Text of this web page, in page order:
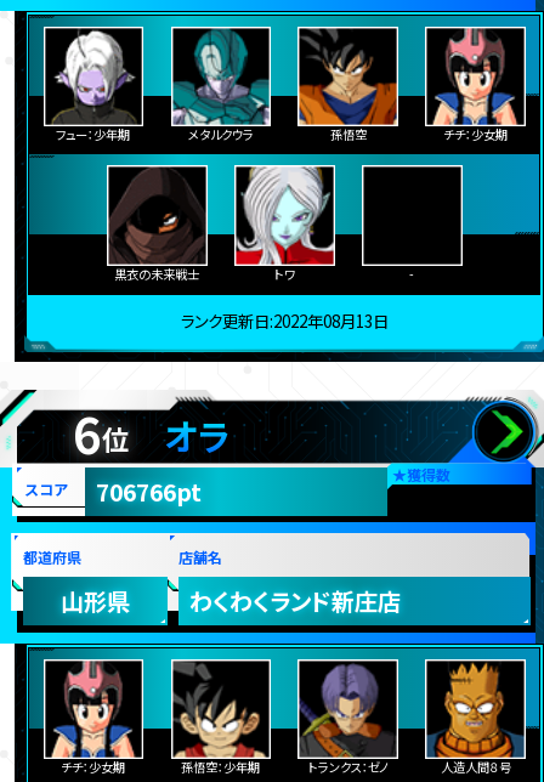
フュー：少年期 メタルクウラ 孫悟空 チチ：少女期
黒衣の未来戦士 トワ -
ランク更新日:2022年08月13日
6位 オラ
★獲得数
スコア 706766pt
都道府県
山形県
店舗名
わくわくランド新庄店
チチ：少女期 孫悟空：少年期 トランクス：ゼノ 人造人間８号